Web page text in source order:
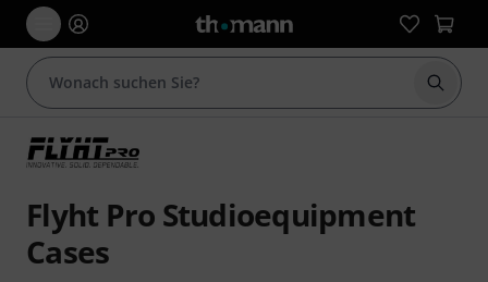
Suche
Flyht Pro Studioequipment
Cases